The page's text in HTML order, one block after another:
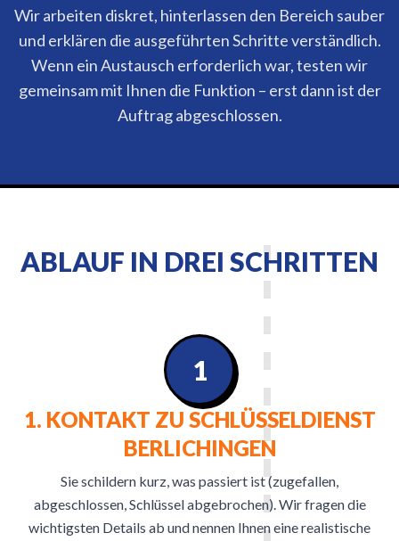
Wir arbeiten diskret, hinterlassen den Bereich sauber
und erklären die ausgeführten Schritte verständlich.
Wenn ein Austausch erforderlich war, testen wir
gemeinsam mit Ihnen die Funktion – erst dann ist der
Auftrag abgeschlossen.
ABLAUF IN DREI SCHRITTEN
1. KONTAKT ZU SCHLÜSSELDIENST
BERLICHINGEN
Sie schildern kurz, was passiert ist (zugefallen,
abgeschlossen, Schlüssel abgebrochen). Wir fragen die
wichtigsten Details ab und nennen Ihnen eine realistische
1